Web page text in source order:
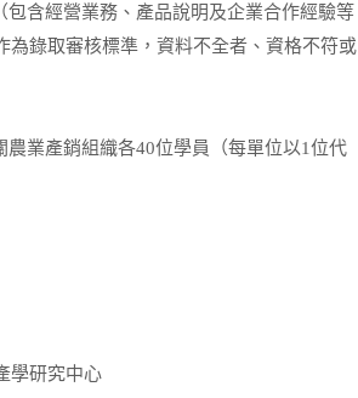
含經營業務、產品說明及企業合作經驗等
錄取審核標準，資料不全者、資格不符或
業產銷組織各40位學員（每單位以1位代
學研究中心